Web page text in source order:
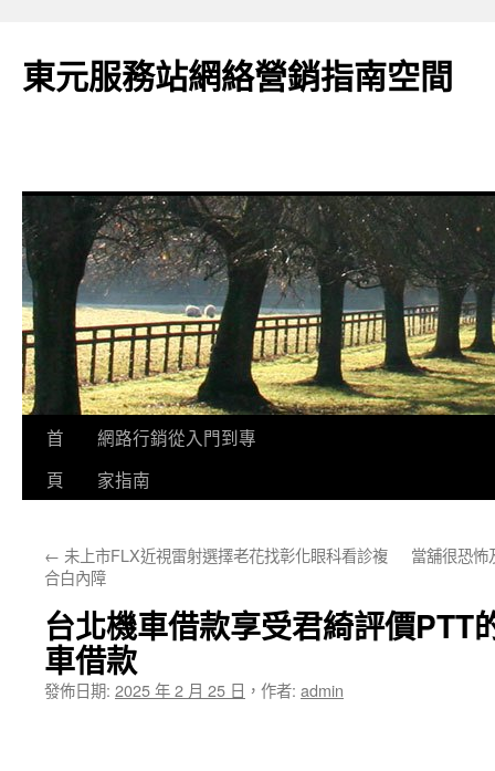
東元服務站網絡營銷指南空間
跳
要
容
首
頁
網路行銷從入門到專
家指南
← 未上市FLX近視雷射選擇老花找彰化眼科看診複
合白內障
當舖很恐怖
台北機車借款享受君綺評價PTT
車借款
發佈日期: 2025 年 2 月 25 日 ， 作者: admin